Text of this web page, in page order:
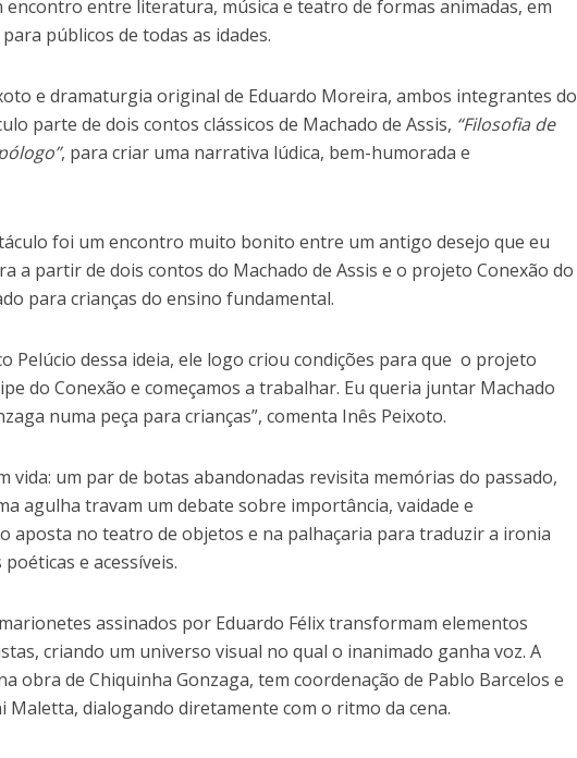
encontro entre literatura, música e teatro de formas animadas, em
públicos de todas as idades.
e dramaturgia original de Eduardo Moreira, ambos integrantes do
parte de dois contos clássicos de Machado de Assis, “Filosofia de
, para criar uma narrativa lúdica, bem-humorada e
foi um encontro muito bonito entre um antigo desejo que eu
a partir de dois contos do Machado de Assis e o projeto Conexão do
para crianças do ensino fundamental.
Pelúcio dessa ideia, ele logo criou condições para que o projeto
do Conexão e começamos a trabalhar. Eu queria juntar Machado
numa peça para crianças”, comenta Inês Peixoto.
vida: um par de botas abandonadas revisita memórias do passado,
agulha travam um debate sobre importância, vaidade e
aposta no teatro de objetos e na palhaçaria para traduzir a ironia
e acessíveis.
assinados por Eduardo Félix transformam elementos
criando um universo visual no qual o inanimado ganha voz. A
obra de Chiquinha Gonzaga, tem coordenação de Pablo Barcelos e
Maletta, dialogando diretamente com o ritmo da cena.